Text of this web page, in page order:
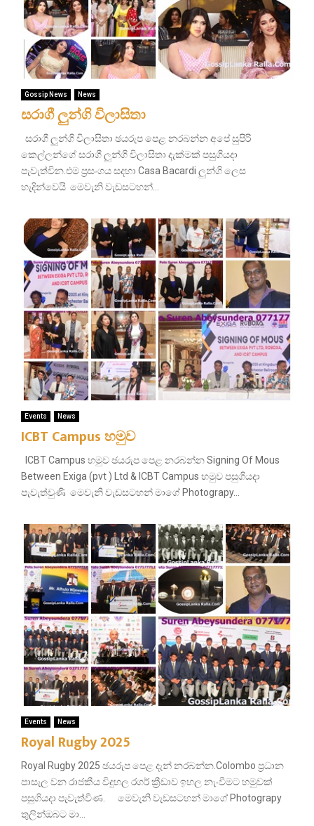
Gossip News News
සරාගී ලුන්ගි විලාසිතා
සරාගී ලුන්ගි විලාසිතා ඡයරුප පෙළ නරබන්න අපේ සුපිරි
කෙල්ලන්ගේ සරාගී ලුන්ගි විලාසිතා දැක්මක් පසුගියදා
පැවැත්වින.එම ප්‍රසංගය සදහා Casa Bacardi ලුන්ගි ලෙස
හැදින්වෙයි මෙවැනි වැඩසටහන්...
Events News
ICBT Campus හමුව
ICBT Campus හමුව ඡයරුප පෙළ නරබන්න Signing Of Mous
Between Exiga (pvt ) Ltd & ICBT Campus හමුව පසුගියදා
පැවැත්වුණි මෙවැනි වැඩසටහන් මාගේ Photograpy...
Events News
Royal Rugby 2025
Royal Rugby 2025 ඡයරුප පෙළ දැන් නරබන්න.Colombo ප්‍රධාන
පාසැල වන රාජකීය විදුහල රගර් ක්‍රීඩාව ඉහල නැංවීමට හමුවක්
පසුගියදා පැවැත්විණ. මෙවැනි වැඩසටහන් මාගේ Photograpy
තුලින්ඔබට මා...